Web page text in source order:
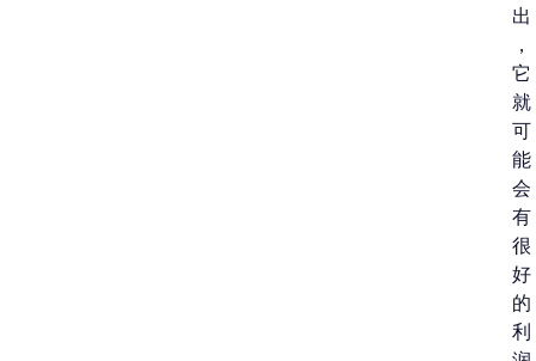
出
，
它
就
可
能
会
有
很
好
的
利